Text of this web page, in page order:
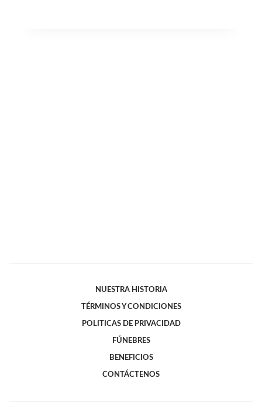
NUESTRA HISTORIA
TÉRMINOS Y CONDICIONES
POLITICAS DE PRIVACIDAD
FÚNEBRES
BENEFICIOS
CONTÁCTENOS